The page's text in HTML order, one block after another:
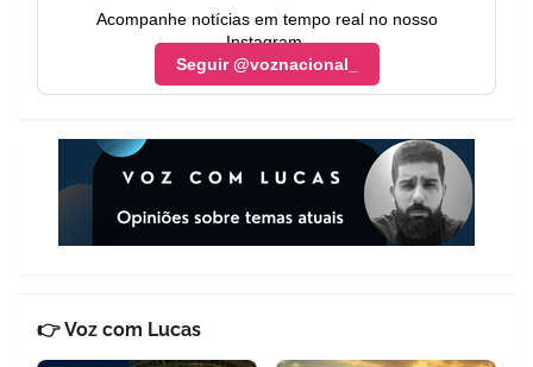
Acompanhe notícias em tempo real no nosso
Instagram.
Seguir @voznacional_
👉 Voz com Lucas